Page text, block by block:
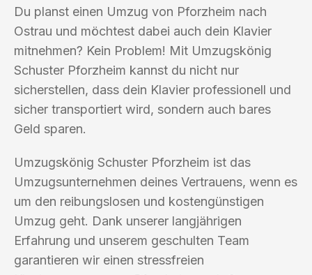
Du planst einen Umzug von Pforzheim nach
Ostrau und möchtest dabei auch dein Klavier
mitnehmen? Kein Problem! Mit Umzugskönig
Schuster Pforzheim kannst du nicht nur
sicherstellen, dass dein Klavier professionell und
sicher transportiert wird, sondern auch bares
Geld sparen.
Umzugskönig Schuster Pforzheim ist das
Umzugsunternehmen deines Vertrauens, wenn es
um den reibungslosen und kostengünstigen
Umzug geht. Dank unserer langjährigen
Erfahrung und unserem geschulten Team
garantieren wir einen stressfreien